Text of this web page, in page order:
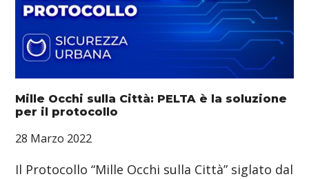
Mille Occhi sulla Città: PELTA è la soluzione
per il protocollo
28 Marzo 2022
Il Protocollo “Mille Occhi sulla Città” siglato dal